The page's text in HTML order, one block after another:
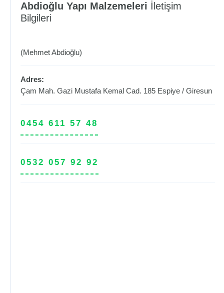
Abdioğlu Yapı Malzemeleri İletişim
Bilgileri
(Mehmet Abdioğlu)
Adres:
Çam Mah. Gazi Mustafa Kemal Cad. 185 Espiye / Giresun
0454 611 57 48
0532 057 92 92